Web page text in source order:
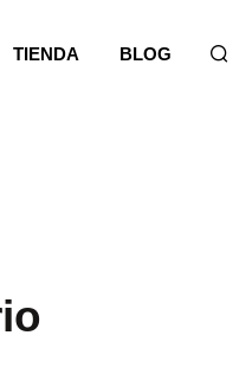
TIENDA BLOG